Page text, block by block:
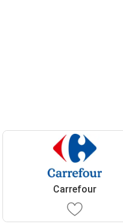
Carrefour